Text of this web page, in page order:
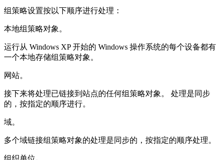
组策略设置按以下顺序进行处理：
本地组策略对象。
运行从 Windows XP 开始的 Windows 操作系统的每个设备都有
一个本地存储组策略对象。
网站。
接下来将处理已链接到站点的任何组策略对象。 处理是同步
的，按指定的顺序进行。
域。
多个域链接组策略对象的处理是同步的，按指定的顺序处理。
组织单位。